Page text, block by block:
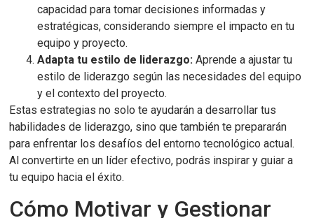
capacidad para tomar decisiones informadas y
estratégicas, considerando siempre el impacto en tu
equipo y proyecto.
Adapta tu estilo de liderazgo: Aprende a ajustar tu
estilo de liderazgo según las necesidades del equipo
y el contexto del proyecto.
Estas estrategias no solo te ayudarán a desarrollar tus
habilidades de liderazgo, sino que también te prepararán
para enfrentar los desafíos del entorno tecnológico actual.
Al convertirte en un líder efectivo, podrás inspirar y guiar a
tu equipo hacia el éxito.
Cómo Motivar y Gestionar